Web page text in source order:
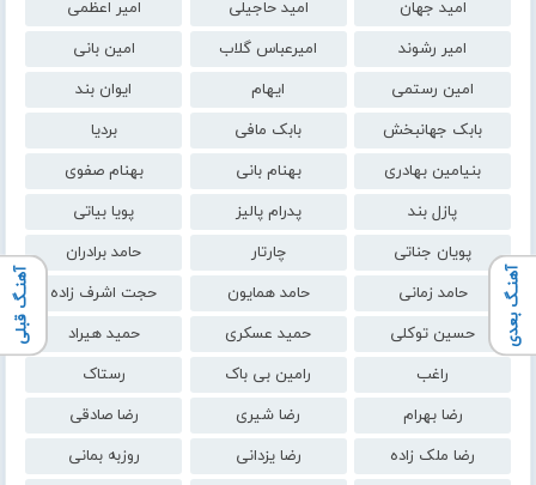
امید جهان
امید حاجیلی
امیر اعظمی
امیر رشوند
امیرعباس گلاب
امین بانی
امین رستمی
ایهام
ایوان بند
بابک جهانبخش
بابک مافی
بردیا
بنیامین بهادری
بهنام بانی
بهنام صفوی
پازل بند
پدرام پالیز
پویا بیاتی
پویان جناتی
چارتار
حامد برادران
حامد زمانی
حامد همایون
حجت اشرف زاده
حسین توکلی
حمید عسکری
حمید هیراد
راغب
رامین بی باک
رستاک
رضا بهرام
رضا شیری
رضا صادقی
رضا ملک زاده
رضا یزدانی
روزبه بمانی
آهنـگ بعدی آهنـگ قبلی